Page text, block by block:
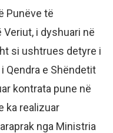
Punëve të
i dyshuari në
si ushtrues detyre i
Qendra e Shëndetit
kontrata pune në
ka realizuar
nga Ministria